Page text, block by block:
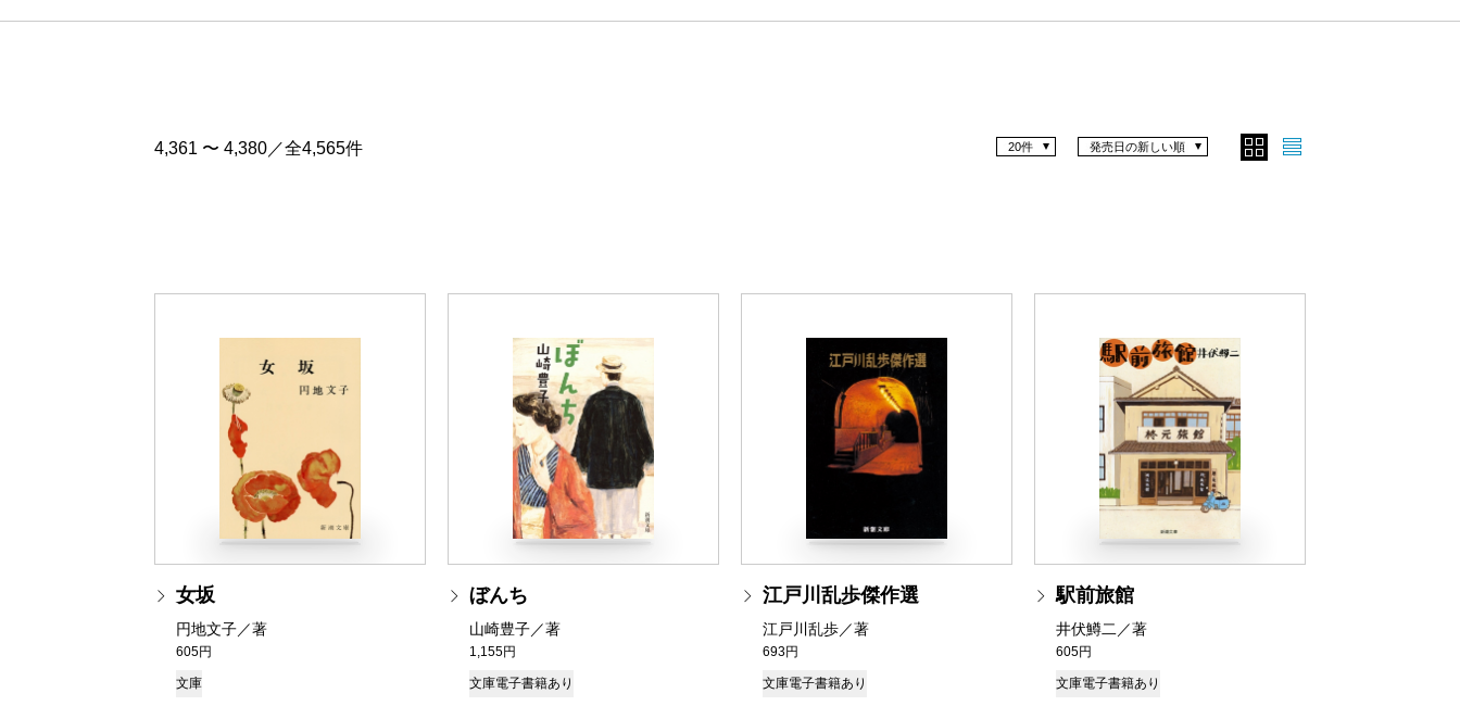
4,361 〜 4,380／全4,565件 発売日の新しい順
20件
女坂
円地文子／著
605円
文庫
ぼんち
山崎豊子／著
1,155円
文庫電子書籍あり
江戸川乱歩傑作選
江戸川乱歩／著
693円
文庫電子書籍あり
駅前旅館
井伏鱒二／著
605円
文庫電子書籍あり